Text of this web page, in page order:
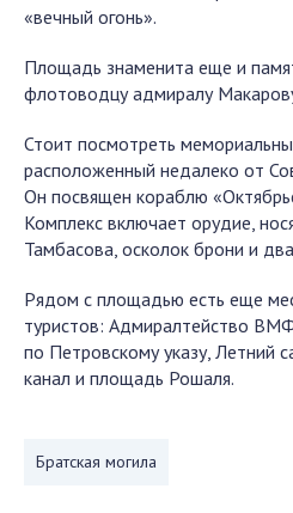
«вечный огонь».
Площадь знаменита еще и
флотоводцу адмиралу
Стоит посмотреть
расположенный недалеко от
Он посвящен кораблю
Комплекс включает орудие,
Тамбасова, осколок брони и
Рядом с площадью есть еще
туристов: Адмиралтейство
по Петровскому указу, Летний
канал и площадь Рошаля.
Братская могила